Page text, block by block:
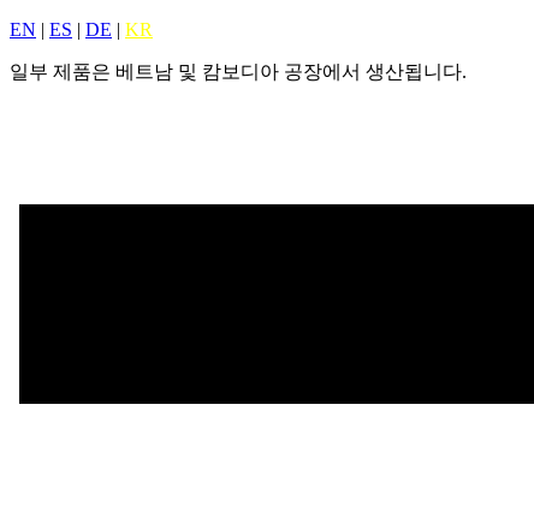
EN | ES | DE | KR
일부 제품은 베트남 및 캄보디아 공장에서 생산됩니다.